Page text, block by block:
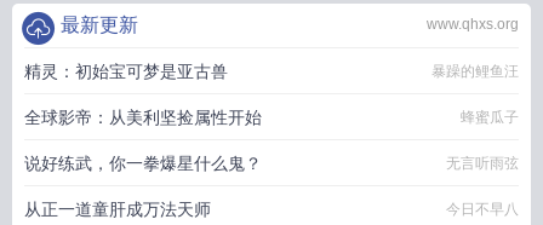
www.qhxs.org
最新更新
精灵：初始宝可梦是亚古兽 暴躁的鲤鱼汪
全球影帝：从美利坚捡属性开始 蜂蜜瓜子
说好练武，你一拳爆星什么鬼？ 无言听雨弦
从正一道童肝成万法天师 今日不早八